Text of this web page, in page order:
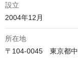
設立
2004年12月
所在地
〒104-0045　東京都